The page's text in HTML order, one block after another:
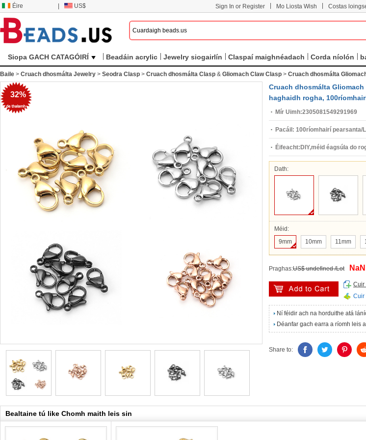
Éire US$ Sign In or Register Mo Liosta Wish Costas
Siopa GACH CATAGÓIRÍ Beadáin acrylic Jewelry siogairlín Claspaí maighnéadach Corda níolón
Baile > Cruach dhosmálta Jewelry > Seodra Clasp > Cruach dhosmálta Clasp & Gliomach Claw Clasp > Cruach dhosmálta
32%
Cruach dhosmálta
haghaidh rogha,
Mír Uimh:2305081549291969
Pacáil: 100ríomhairí pearsanta/
Éifeacht: DIY,méid éagsúla do
Dath:
Méid:
9mm
10mm 11mm
Praghas:US$ undefined /Lot NaN
Cuir
Cuir
Ní féidir ach na horduithe atá
Déanfar gach earra a ríomh leis
Share to:
Bealtaine tú like Chomh maith leis sin